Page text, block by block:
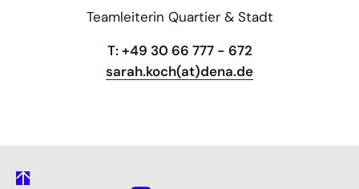
Teamleiterin Quartier & Stadt
T: +49 30 66 777 - 672
sarah.koch(at)dena.de
gehe